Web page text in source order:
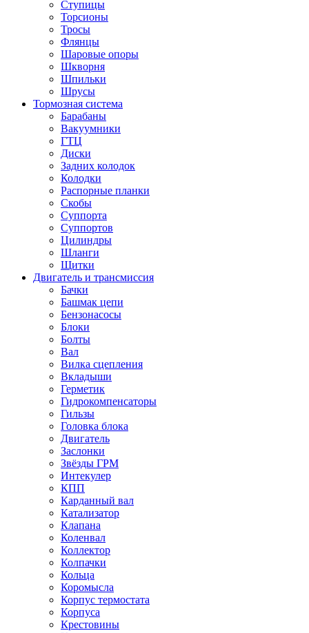
Ступицы
Торсионы
Тросы
Флянцы
Шаровые опоры
Шкворня
Шпильки
Шрусы
Тормозная система
Барабаны
Вакуумники
ГТЦ
Диски
Задних колодок
Колодки
Распорные планки
Скобы
Суппорта
Суппортов
Цилиндры
Шланги
Щитки
Двигатель и трансмиссия
Бачки
Башмак цепи
Бензонасосы
Блоки
Болты
Вал
Вилка сцепления
Вкладыши
Герметик
Гидрокомпенсаторы
Гильзы
Головка блока
Двигатель
Заслонки
Звёзды ГРМ
Интекулер
КПП
Карданный вал
Катализатор
Клапана
Коленвал
Коллектор
Колпачки
Кольца
Коромысла
Корпус термостата
Корпуса
Крестовины